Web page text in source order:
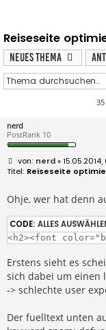
Reiseseite
Neues Thema
nerd
PostRank 10
B
e
i
r
a
g
nerd»
Reiseseite
Ohje, wer hat denn
CODE: ALLES
<h2><font
Erstens sieht es
sich dabei um einen
-> schlechte user
Der fuelltext unten